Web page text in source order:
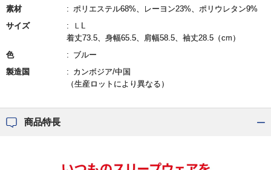
素材
ポリエステル68%、レーヨン23%、ポリウレタン9%
サイズ
ＬL
着丈73.5、身幅65.5、肩幅58.5、袖丈28.5（cm）
色
ブルー
製造国
カンボジア/中国
（生産ロットにより異なる）
商品特長